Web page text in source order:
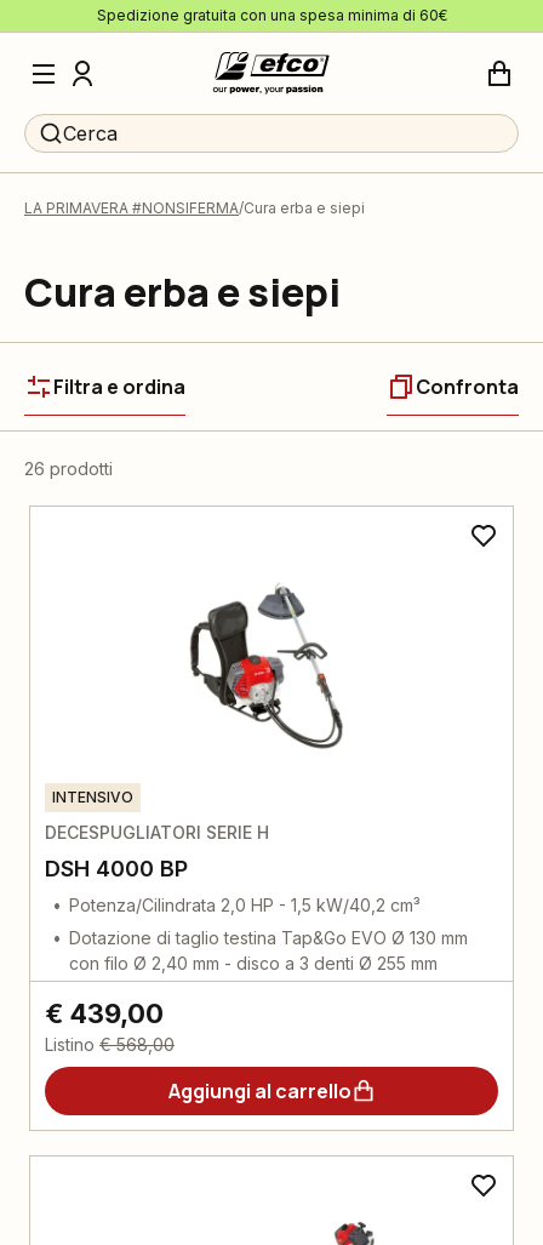
Spedizione gratuita con una spesa minima di 60€
Cerca
LA PRIMAVERA #NONSIFERMA Cura erba e siepi
Cura erba e siepi
Filtra e ordina Confronta
26 prodotti
INTENSIVO
DECESPUGLIATORI SERIE H
DSH 4000 BP
Potenza/Cilindrata 2,0 HP - 1,5 kW/40,2 cm³
Dotazione di taglio testina Tap&Go EVO Ø 130 mm
con filo Ø 2,40 mm - disco a 3 denti Ø 255 mm
€ 439,00
Listino € 568,00
Aggiungi al carrello